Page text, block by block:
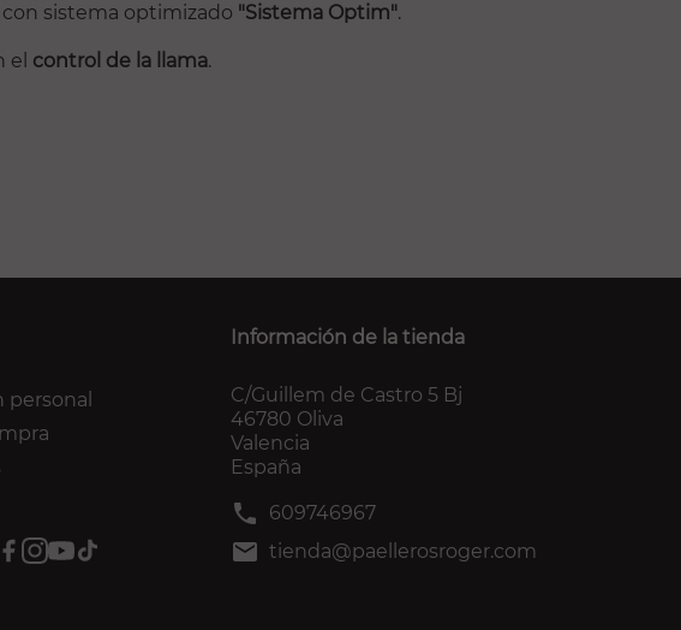
con sistema optimizado "Sistema Optim".
el control de la llama.
personal
Información de la tienda
C/Guillem de Castro 5 Bj
46780 Oliva
Valencia
España
phone 609746967
mail tienda@paellerosroger.com